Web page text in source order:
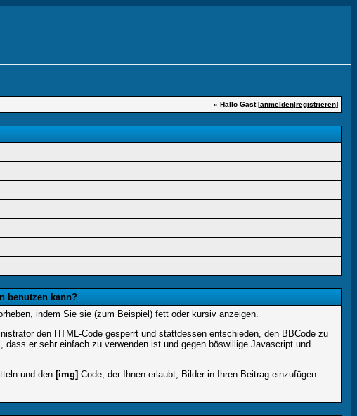
» Hallo Gast [anmelden|registrieren]
benutzen kann?
indem Sie sie (zum Beispiel) fett oder kursiv anzeigen.
den HTML-Code gesperrt und stattdessen entschieden, den BBCode zu
er sehr einfach zu verwenden ist und gegen böswillige Javascript und
und den [img] Code, der Ihnen erlaubt, Bilder in Ihren Beitrag einzufügen.